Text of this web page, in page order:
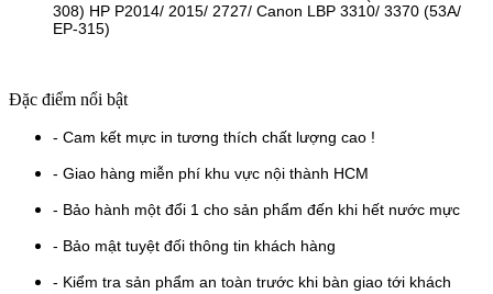
308) HP P2014/ 2015/ 2727/ Canon LBP 3310/ 3370 (53A/
EP-315)
Đặc điểm nổi bật
- Cam kết mực in tương thích chất lượng cao !
- Giao hàng miễn phí khu vực nội thành HCM
- Bảo hành một đổi 1 cho sản phẩm đến khi hết nước mực
- Bảo mật tuyệt đối thông tin khách hàng
- Kiểm tra sản phẩm an toàn trước khi bàn giao tới khách